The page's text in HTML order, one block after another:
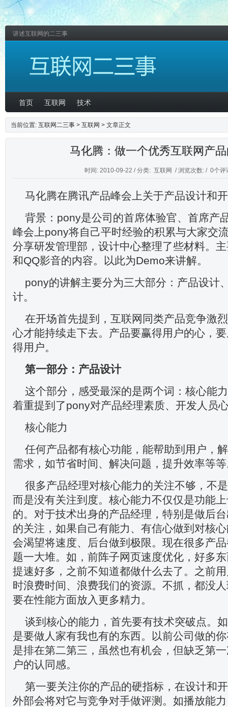
讲述互联网的二三事
首页 互联网 技术
当前位置: 互联网二三事 > 互联网 > 文章正文
马化腾：做一个优秀互联网产
时间: 2010-09-22 / 分类: 互联网 / 浏览次数: / 0个评
马化腾在腾讯产品峰会上关于产品设计和
背景：pony是公司的首席体验官、首席产
峰会上pony将自己平时经验的积累与大家交
分享研发管理部，设计中心整理了些材料。
和QQ影音的内容。以此为Demo来讲解。
pony的讲解主要分为三大部分：产品设计
计。
在开场首先提到，互联网同类产品竞争激
心才能持续走下去。产品要赢得用户的心，
得用户。
第一部分：产品设计
这个部分，感受最深的是两个词：核心能
着重提到了pony对产品经理素质、开发人员
核心能力
任何产品都有核心功能，能帮助到用户，
需求，如节省时间、解决问题，提升效率等
很多产品经理对核心能力的关注不够，不
而是没有关注到度。核心能力不仅仅是功能
的。对于技术出身的产品经理，特别是做后
的关注，如果自己有能力、有信心做到对核
会渴望将速度、后台做到极限。现在很多产
题一大堆。如，前阵子网页速度优化，好多
提速好多，之前不知道都做什么去了。之前
时浪费时间、浪费我们的资源。不抓，都没
要在性能方面放入更多精力。
谈到核心的能力，首先要有技术突破点。
是要做人家有我也有的东西。以前公司做的
是排在第二第三，虽然也有机会，但缺乏第
户的认同感。
第一要关注你的产品的硬指标，在设计和
外部会将对它与竞争对手做评测。如播放能